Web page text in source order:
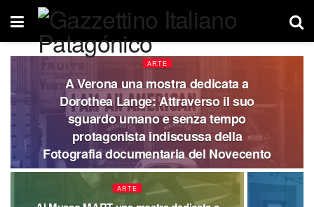
ARTE
A Verona una mostra dedicata a
Dorothea Lange: Attraverso il suo
sguardo umano e senza tempo
protagonista indiscussa della
Fotografia documentaria del Novecento
ARTE